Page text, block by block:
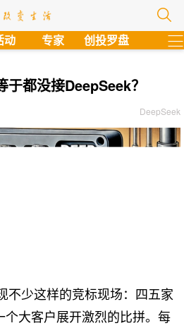
动 专家 创投罗盘
都没接DeepSeek？
DeepSeek
不少这样的竞标现场：四五家
大客户展开激烈的比拼。每